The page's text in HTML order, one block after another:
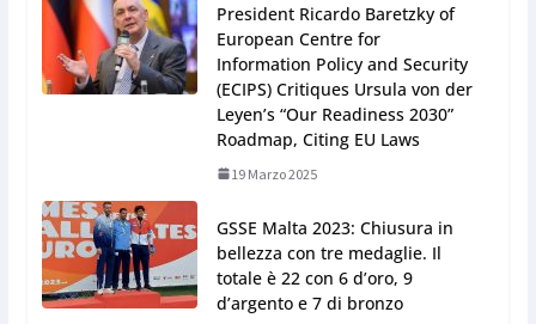
President Ricardo Baretzky of
European Centre for
Information Policy and Security
(ECIPS) Critiques Ursula von der
Leyen’s “Our Readiness 2030”
Roadmap, Citing EU Laws
19 Marzo 2025
GSSE Malta 2023: Chiusura in
bellezza con tre medaglie. Il
totale è 22 con 6 d’oro, 9
d’argento e 7 di bronzo